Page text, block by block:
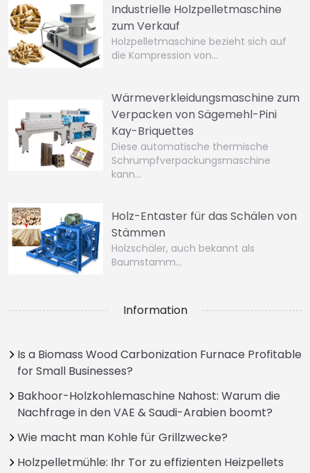
Industrielle Holzpelletmaschine
zum Verkauf
Holzpelletmaschine bezieht sich auf
die Kompression von…
Wärmeverkleidungsmaschine zum
Verpacken von Sägemehl-Pini
Kay-Briquettes
Diese automatische thermische
Schrumpfverpackungsmaschine
kann…
Holz-Entaster für das Schälen von
Stämmen
Holzschäler, auch bekannt als
Baumstamm…
Information
Is a Biomass Wood Carbonization Furnace Profitable
for Small Businesses?
Bakhoor-Holzkohlemaschine Nahost: Warum die
Nachfrage in den VAE & Saudi-Arabien boomt?
Wie macht man Kohle für Grillzwecke?
Holzpelletmühle: Ihr Tor zu effizienten Heizpellets